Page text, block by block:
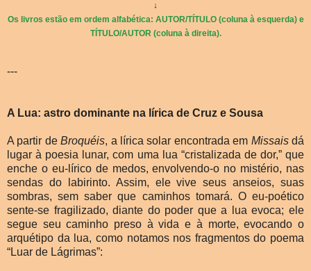
↓
Os livros estão em ordem alfabética: AUTOR/TÍTULO (coluna à esquerda) e
TÍTULO/AUTOR (coluna à direita).
---
A Lua: astro dominante na lírica de Cruz e Sousa
A partir deBroquéis, a lírica solar encontrada em Missaisdá
lugar à poesia lunar, com uma lua “cristalizada de dor,” que
enche o eu-lírico de medos, envolvendo-o no mistério, nas
sendas do labirinto. Assim, ele vive seus anseios, suas
sombras, sem saber que caminhos tomará. O eu-poético
sente-se fragilizado, diante do poder que a lua evoca; ele
segue seu caminho preso à vida e à morte, evocando o
arquétipo da lua, como notamos nos fragmentos do poema
“Luar de Lágrimas”: